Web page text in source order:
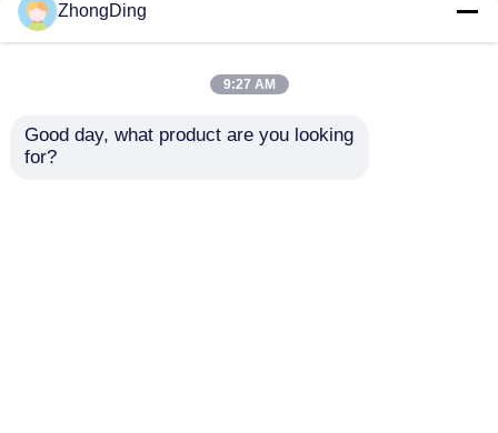
ZhongDing
9:27 AM
Good day, what product are you looking
for?